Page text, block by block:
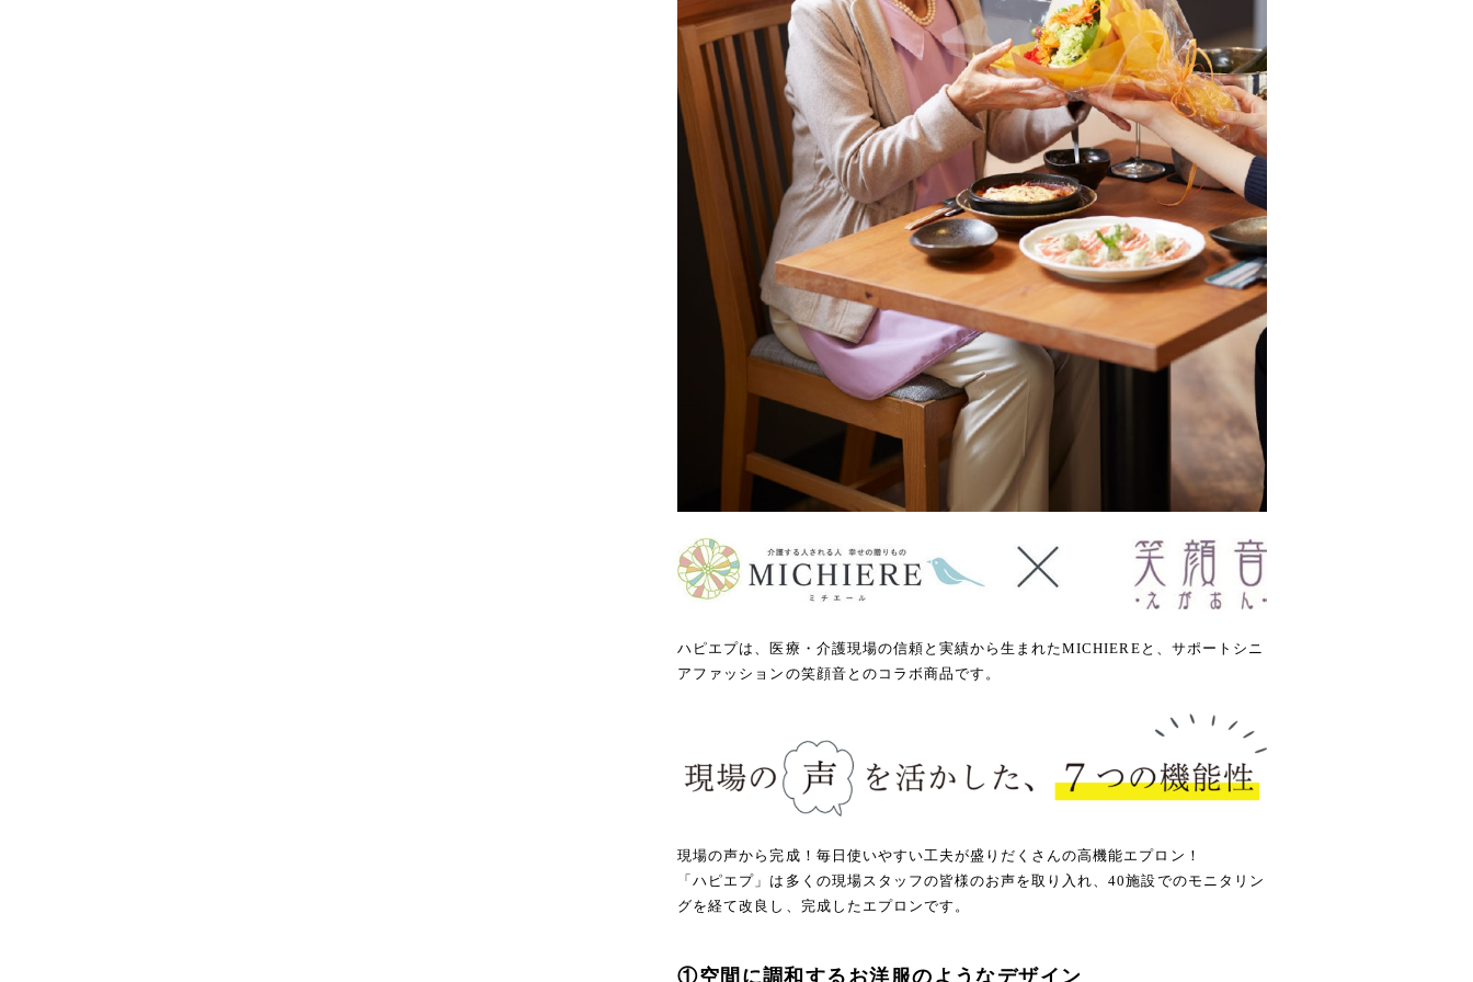
ハピエプは、医療・介護現場の信頼と実績から生まれたMICHIEREと、サポートシニ
アファッションの笑顔音とのコラボ商品です。
現場の声から完成！毎日使いやすい工夫が盛りだくさんの高機能エプロン！
「ハピエプ」は多くの現場スタッフの皆様のお声を取り入れ、40施設でのモニタリン
グを経て改良し、完成したエプロンです。
①空間に調和するお洋服のようなデザイン